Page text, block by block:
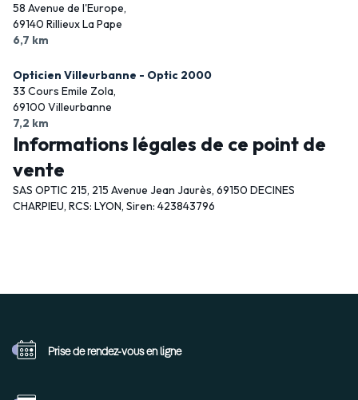
58 Avenue de l'Europe,
69140 Rillieux La Pape
6,7 km
Opticien Villeurbanne - Optic 2000
33 Cours Emile Zola,
69100 Villeurbanne
7,2 km
Informations légales de ce point de
vente
SAS OPTIC 215, 215 Avenue Jean Jaurès, 69150 DECINES
CHARPIEU, RCS: LYON, Siren: 423843796
Prise de rendez-vous en ligne